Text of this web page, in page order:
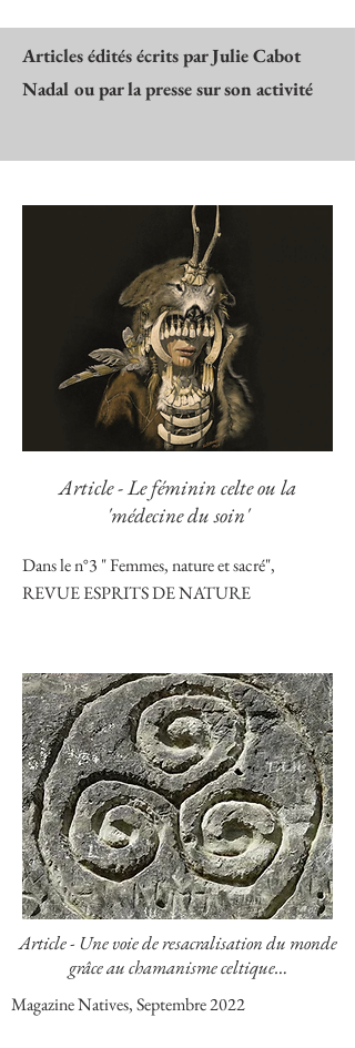
Articles édités écrits par Julie Cabot
Nadal ou par la presse sur son activité
Article - Le féminin celte ou la
'médecine du soin'
Dans le n°3 " Femmes, nature et sacré",
REVUE ESPRITS DE NATURE
Article - Une voie de resacralisation du monde
grâce au chamanisme celtique…
Magazine Natives, Septembre 2022